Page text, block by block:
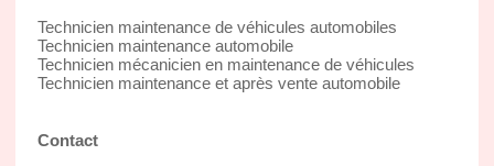
Technicien maintenance de véhicules automobiles
Technicien maintenance automobile
Technicien mécanicien en maintenance de véhicules
Technicien maintenance et après vente automobile
Contact